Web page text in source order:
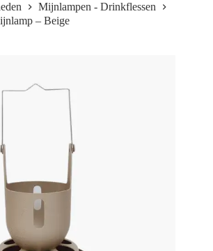
Mijnlampen - Drinkflessen
– Beige